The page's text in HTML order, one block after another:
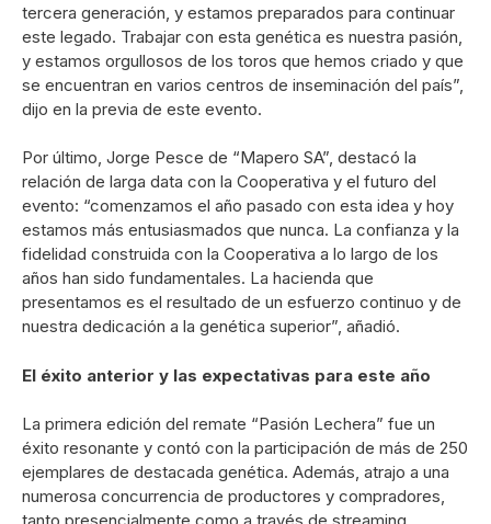
tercera generación, y estamos preparados para continuar
este legado. Trabajar con esta genética es nuestra pasión,
y estamos orgullosos de los toros que hemos criado y que
se encuentran en varios centros de inseminación del país”,
dijo en la previa de este evento.
Por último, Jorge Pesce de “Mapero SA”, destacó la
relación de larga data con la Cooperativa y el futuro del
evento: “comenzamos el año pasado con esta idea y hoy
estamos más entusiasmados que nunca. La confianza y la
fidelidad construida con la Cooperativa a lo largo de los
años han sido fundamentales. La hacienda que
presentamos es el resultado de un esfuerzo continuo y de
nuestra dedicación a la genética superior”, añadió.
El éxito anterior y las expectativas para este año
La primera edición del remate “Pasión Lechera” fue un
éxito resonante y contó con la participación de más de 250
ejemplares de destacada genética. Además, atrajo a una
numerosa concurrencia de productores y compradores,